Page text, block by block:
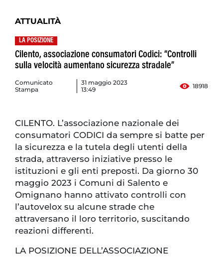
ATTUALITÀ
LA POSIZIONE
Cilento, associazione consumatori Codici: “Controlli
sulla velocità aumentano sicurezza stradale”
Comunicato
Stampa
31 maggio 2023
13:49
18918
CILENTO. L’associazione nazionale dei
consumatori CODICI da sempre si batte per
la sicurezza e la tutela degli utenti della
strada, attraverso iniziative presso le
istituzioni e gli enti preposti. Da giorno 30
maggio 2023 i Comuni di Salento e
Omignano hanno attivato controlli con
l’autovelox su alcune strade che
attraversano il loro territorio, suscitando
reazioni differenti.
LA POSIZIONE DELL’ASSOCIAZIONE